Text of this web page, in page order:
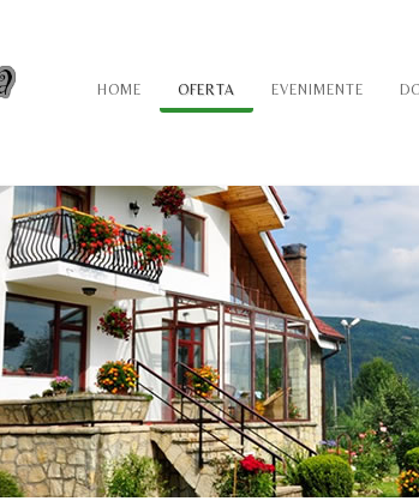
HOME OFERTA EVENIMENTE